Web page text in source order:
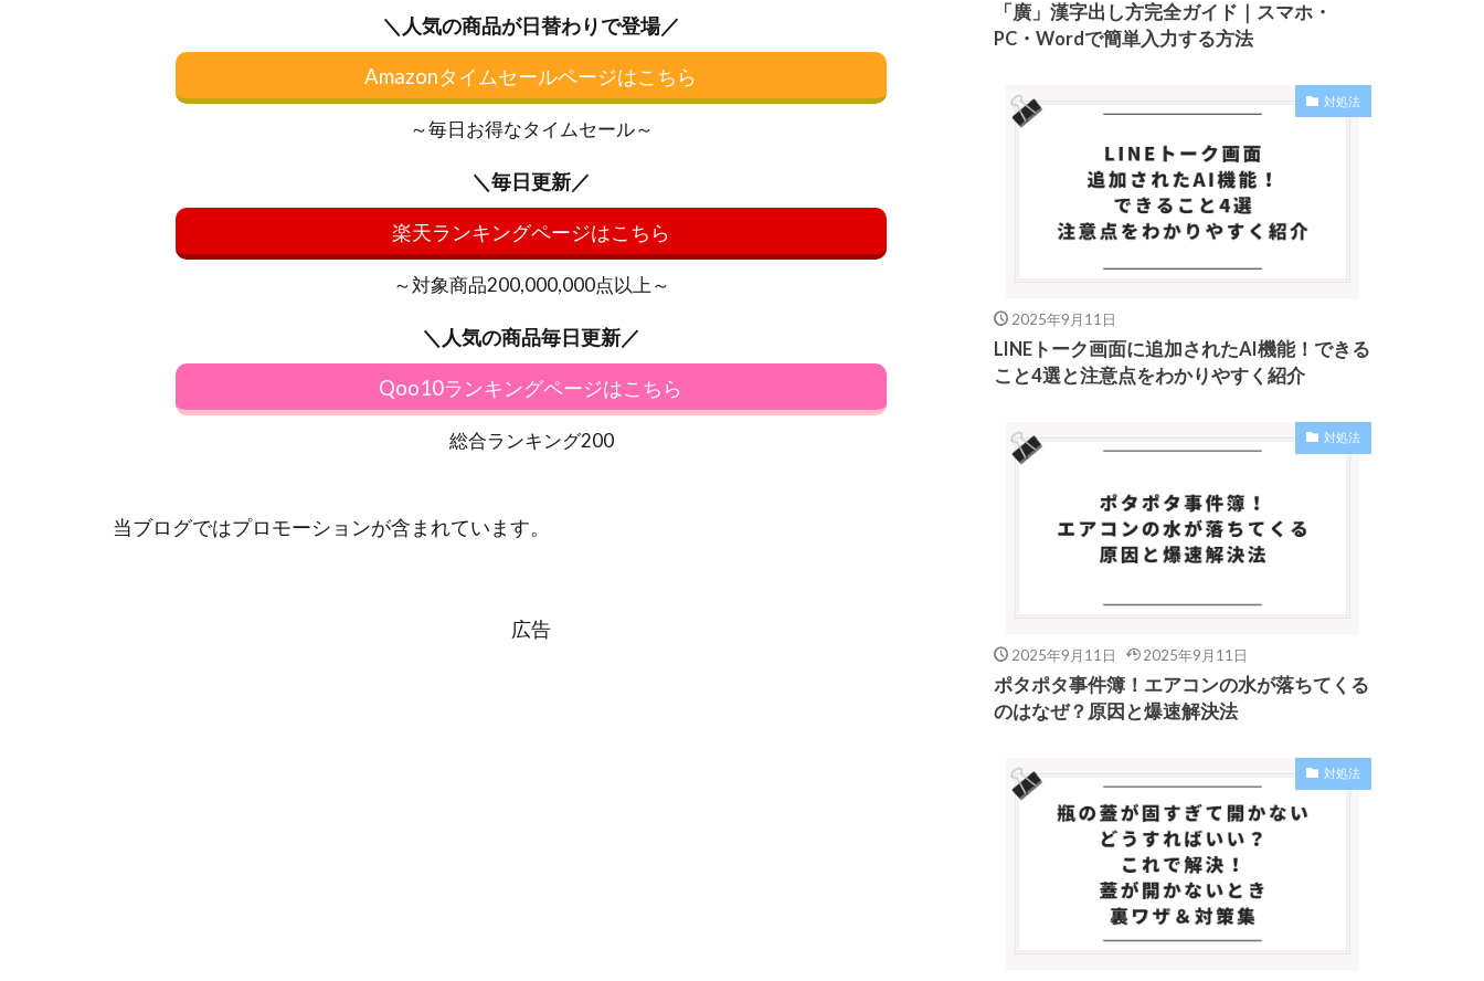
＼人気の商品が日替わりで登場／
Amazonタイムセールページはこちら
～毎日お得なタイムセール～
＼毎日更新／
楽天ランキングページはこちら
～対象商品200,000,000点以上～
＼人気の商品毎日更新／
Qoo10ランキングページはこちら
総合ランキング200
当ブログではプロモーションが含まれています。
広告
「廣」漢字出し方完全ガイド｜スマホ・
PC・Wordで簡単入力する方法
対処法
2025年9月11日
LINEトーク画面に追加されたAI機能！できる
こと4選と注意点をわかりやすく紹介
対処法
2025年9月11日 2025年9月11日
ポタポタ事件簿！エアコンの水が落ちてくる
のはなぜ？原因と爆速解決法
対処法